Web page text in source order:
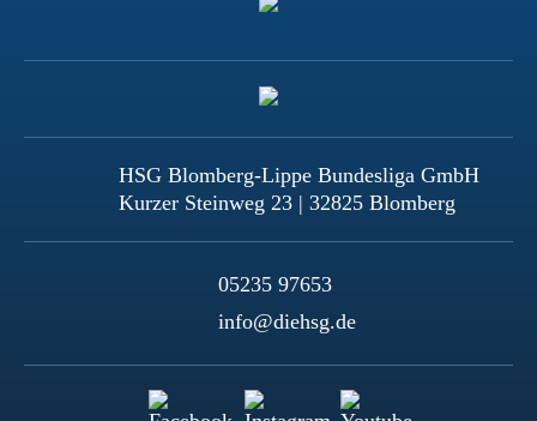
HSG Blomberg-Lippe Bundesliga GmbH
Kurzer Steinweg 23 | 32825 Blomberg
05235 97653
info@diehsg.de